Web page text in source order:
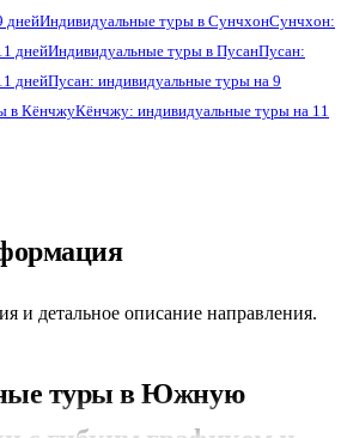
2
днейИндивидуальные туры в СунчхонСунчхон:
днейИндивидуальные туры в ПусанПусан:
днейПусан: индивидуальные туры на 9
в КёнчжуКёнчжу: индивидуальные туры на 11
на 11 дней
туры на 11 дней
Сокчо: индивидуальные туры на 11 дней
ган
туры на 9 дней
и детальное описание направления.
туры в Южную